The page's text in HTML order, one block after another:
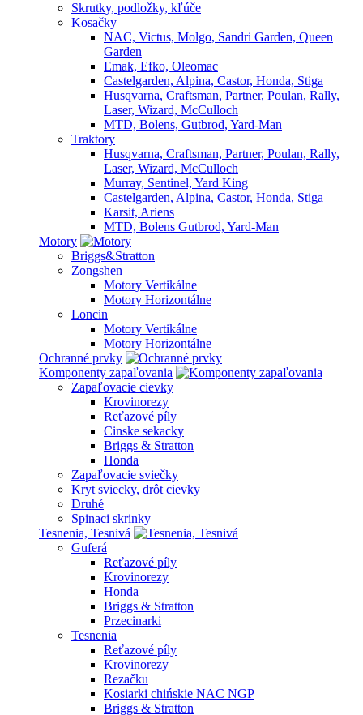
Skrutky, podložky, kľúče
Kosačky
NAC, Victus, Molgo, Sandri Garden, Queen
Garden
Emak, Efko, Oleomac
Castelgarden, Alpina, Castor, Honda, Stiga
Husqvarna, Craftsman, Partner, Poulan, Rally,
Laser, Wizard, McCulloch
MTD, Bolens, Gutbrod, Yard-Man
Traktory
Husqvarna, Craftsman, Partner, Poulan, Rally,
Laser, Wizard, McCulloch
Murray, Sentinel, Yard King
Castelgarden, Alpina, Castor, Honda, Stiga
Karsit, Ariens
MTD, Bolens Gutbrod, Yard-Man
Motory
Briggs&Stratton
Zongshen
Motory Vertikálne
Motory Horizontálne
Loncin
Motory Vertikálne
Motory Horizontálne
Ochranné prvky
Komponenty zapaľovania
Zapaľovacie cievky
Krovinorezy
Reťazové píly
Cinske sekacky
Briggs & Stratton
Honda
Zapaľovacie sviečky
Kryt sviecky, drôt cievky
Druhé
Spinaci skrinky
Tesnenia, Tesnivá
Guferá
Reťazové píly
Krovinorezy
Honda
Briggs & Stratton
Przecinarki
Tesnenia
Reťazové píly
Krovinorezy
Rezačku
Kosiarki chińskie NAC NGP
Briggs & Stratton